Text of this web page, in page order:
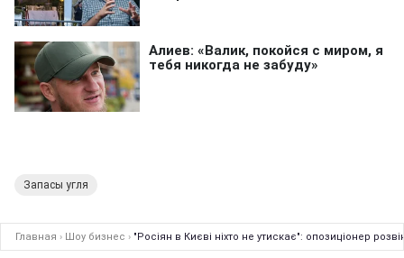
Запасы угля
Главная › Шоу бизнес › "Росіян в Києві ніхто не утискає": опозиціонер